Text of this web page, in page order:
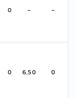
0 - -
0 6,50 0